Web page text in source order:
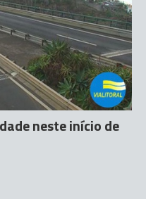
neste início de